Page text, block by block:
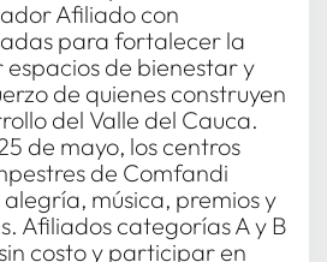
Afiliado con
para fortalecer la
de bienestar y
de quienes construyen
del Valle del Cauca.
de mayo, los centros
de Comfandi
música, premios y
Afiliados categorías A y B
costo y participar en